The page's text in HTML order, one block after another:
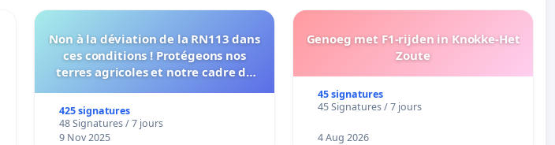
Non à la déviation de la RN113 dans
ces conditions ! Protégeons nos
terres agricoles et notre cadre de
425 signatures
48 Signatures / 7 jours
9 Nov 2025
Genoeg met F1-rijden in Knokke-Het
Zoute
45 signatures
45 Signatures / 7 jours
4 Aug 2026